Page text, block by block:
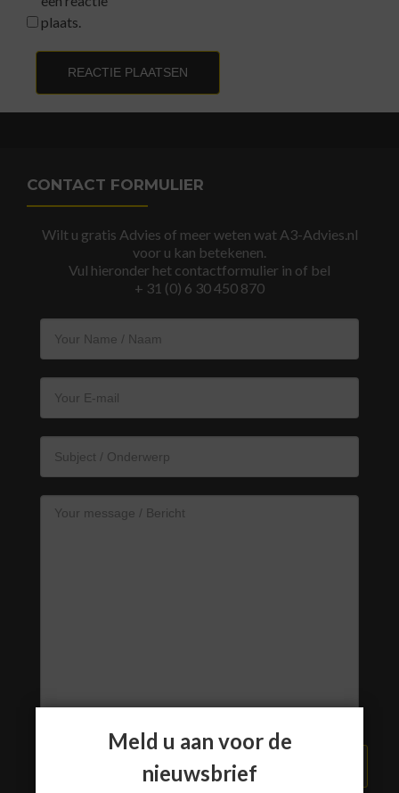
plaats.
CONTACT FORMULIER
Wilt u gratis Advies of meer weten wat A3-Advies.nl
voor u kan betekenen.
Vul hieronder het contactformulier in of bel
+ 31 (0) 6 30 450 870
VERZEND BERICHT
Meld u aan voor de
nieuwsbrief